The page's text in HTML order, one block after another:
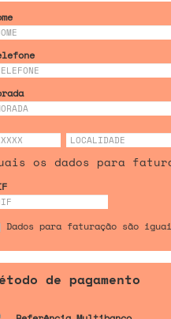
os dados para
Dados para faturação são
de pagamento